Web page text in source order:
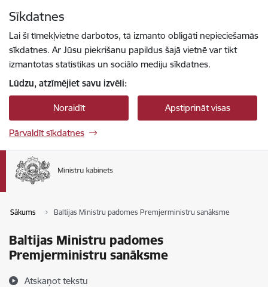
Sīkdatnes
Lai šī tīmekļvietne darbotos, tā izmanto obligāti nepieciešamās
sīkdatnes. Ar Jūsu piekrišanu papildus šajā vietnē var tikt
izmantotas statistikas un sociālo mediju sīkdatnes.
Lūdzu, atzīmējiet savu izvēli:
Noraidīt Apstiprināt visas
Pārvaldīt sīkdatnes
Sākums Baltijas Ministru padomes Premjerministru sanāksme
Baltijas Ministru padomes
Premjerministru sanāksme
Atskaņot tekstu